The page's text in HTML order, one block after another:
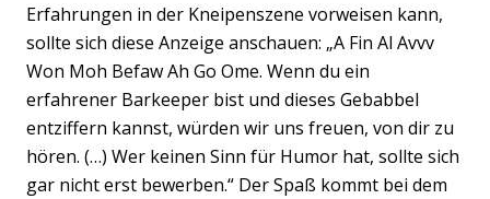
Erfahrungen in der Kneipenszene vorweisen kann,
sollte sich diese Anzeige anschauen: „A Fin Al Avvv
Won Moh Befaw Ah Go Ome. Wenn du ein
erfahrener Barkeeper bist und dieses Gebabbel
entziffern kannst, würden wir uns freuen, von dir zu
hören. (…) Wer keinen Sinn für Humor hat, sollte sich
gar nicht erst bewerben.“ Der Spaß kommt bei dem